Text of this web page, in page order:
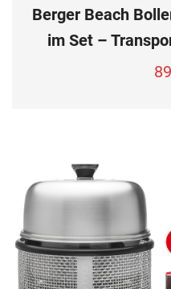
Berger Beach
im Set –